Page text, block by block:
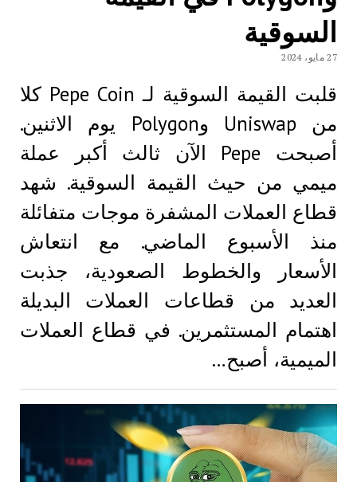
السوقية
27 مايو، 2024
قلبت القيمة السوقية لـ Pepe Coin كلا
من Uniswap وPolygon يوم الاثنين.
أصبحت Pepe الآن ثالث أكبر عملة
ميمي من حيث القيمة السوقية. شهد
قطاع العملات المشفرة موجات متفائلة
منذ الأسبوع الماضي. مع انتعاش
الأسعار والخطوط الصعودية، جذبت
العديد من قطاعات العملات البديلة
اهتمام المستثمرين. في قطاع العملات
الميمية، أصبح…